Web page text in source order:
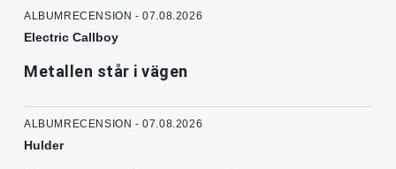
ALBUMRECENSION - 07.08.2026
Electric Callboy
Metallen står i vägen
ALBUMRECENSION - 07.08.2026
Hulder